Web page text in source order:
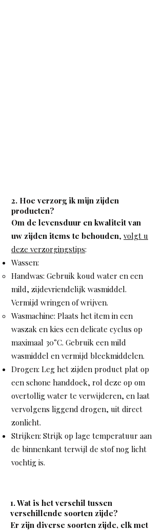
2. Hoe verzorg ik mijn zijden
producten?
Om de levensduur en kwaliteit van
uw zijden items te behouden, volgt u
deze verzorgingstips:
Wassen:
Handwas: Gebruik koud water en een
mild, zijdevriendelijk wasmiddel.
Vermijd wringen of wrijven.
Wasmachine: Plaats het item in een
waszak en kies een delicate cyclus op
maximaal 30°C. Gebruik een mild
wasmiddel en vermijd bleekmiddelen.
Drogen: Leg het zijden product plat op
een schone handdoek, rol deze op om
overtollig water te verwijderen, en laat
vervolgens liggend drogen, uit direct
zonlicht.
Strijken: Strijk op lage temperatuur aan
de binnenkant terwijl de stof nog licht
vochtig is.
1. Wat is het verschil tussen
verschillende soorten zijde?
Er zijn diverse soorten zijde, elk met